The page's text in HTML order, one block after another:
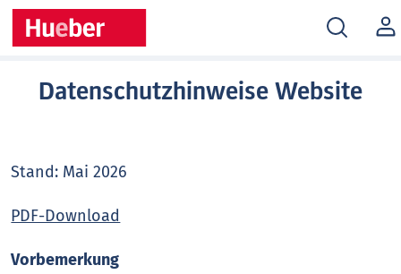
MEIN
Datenschutzhinweise Website
Stand: Mai 2026
PDF-Download
Vorbemerkung